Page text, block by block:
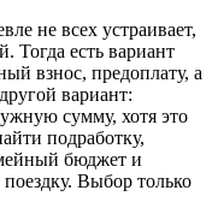
не всех устраивает,
Тогда есть вариант
взнос, предоплату, а
вариант:
сумму, хотя это
подработку,
бюджет и
Выбор только